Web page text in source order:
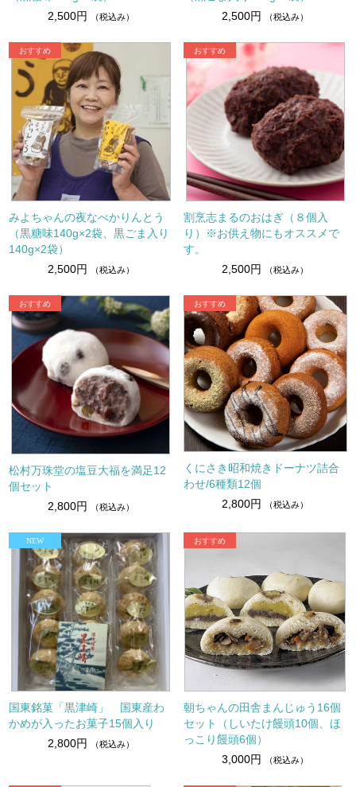
2,500円
（税込み）
2,500円
（税込み）
みよちゃんの夜なべかりんとう
（黒糖味140g×2袋、黒ごま入り
140g×2袋）
2,500円
（税込み）
割烹志まるのおはぎ（８個入
り）※お供え物にもオススメで
す。
2,500円
（税込み）
松村万珠堂の塩豆大福を満足12
個セット
2,800円
（税込み）
くにさき昭和焼きドーナツ詰合
わせ/6種類12個
2,800円
（税込み）
国東銘菓「黒津崎」 国東産わ
かめが入ったお菓子15個入り
2,800円
（税込み）
朝ちゃんの田舎まんじゅう16個
セット（しいたけ饅頭10個、ほ
っこり饅頭6個）
3,000円
（税込み）